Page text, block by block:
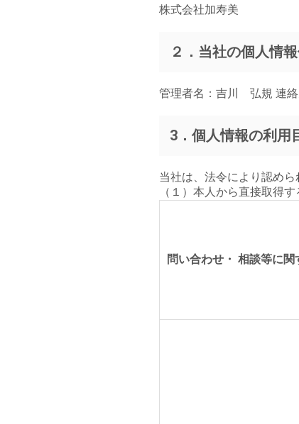
株式会社加寿美
２．当社の個人情
管理者名：吉川 弘規 連絡
3．個人情報の利用
当社は、法令により認め
（１）本人から直接取得
問い合わせ・ 相談等に関